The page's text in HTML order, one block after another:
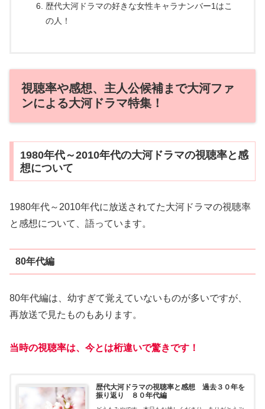
歴代大河ドラマの好きな女性キャラナンバー1はこ
の人！
視聴率や感想、主人公候補まで大河ファ
ンによる大河ドラマ特集！
1980年代～2010年代の大河ドラマの視聴率と感
想について
1980年代～2010年代に放送されてた大河ドラマの視聴率
と感想について、語っています。
80年代編
80年代編は、幼すぎて覚えていないものが多いですが、
再放送で見たものもあります。
当時の視聴率は、今とは桁違いで驚きです！
歴代大河ドラマの視聴率と感想 過去３０年を
振り返り ８０年代編